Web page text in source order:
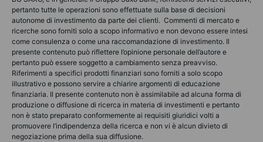
pertanto tutte le operazioni sono effettuate sulla base di decisioni
autonome di investimento da parte dei clienti. Commenti di mercato e
ricerche sono forniti solo a scopo informativo e non devono essere intesi
come consulenza o come una raccomandazione di investimento. Il
presente contenuto può riflettere l’opinione personale dell’autore e
pertanto può essere soggetto a cambiamento senza preavviso.
Riferimenti a specifici prodotti finanziari sono forniti a solo scopo
illustrativo e possono servire a chiarire argomenti di educazione
finanziaria. Il presente contenuto non è assimilabile ad alcuna forma di
produzione o diffusione di ricerca in materia di investimenti e pertanto
non è stato preparato conformemente ai requisiti giuridici volti a
promuovere l’indipendenza della ricerca e non vi è alcun divieto di
negoziazione prima della sua diffusione.